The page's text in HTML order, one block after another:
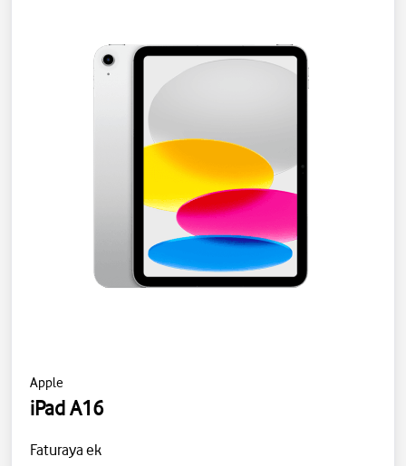
Apple
iPad A16
Faturaya ek